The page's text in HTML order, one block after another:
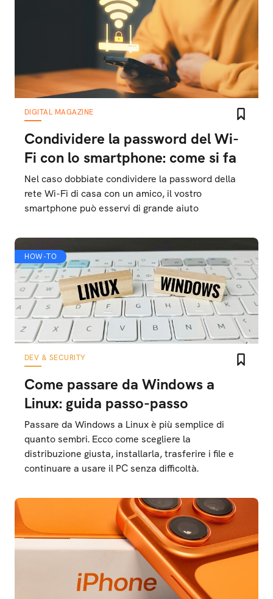
DIGITAL MAGAZINE
Condividere la password del Wi-
Fi con lo smartphone: come si fa
Nel caso dobbiate condividere la password della
rete Wi-Fi di casa con un amico, il vostro
smartphone può esservi di grande aiuto
HOW-TO
DEV & SECURITY
Come passare da Windows a
Linux: guida passo-passo
Passare da Windows a Linux è più semplice di
quanto sembri. Ecco come scegliere la
distribuzione giusta, installarla, trasferire i file e
continuare a usare il PC senza difficoltà.